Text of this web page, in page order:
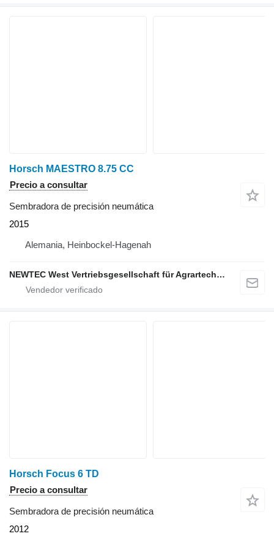
Horsch MAESTRO 8.75 CC
Precio a consultar
Sembradora de precisión neumática
2015
Alemania, Heinbockel-Hagenah
NEWTEC West Vertriebsgesellschaft für Agrartechnik mbH
Horsch Focus 6 TD
Precio a consultar
Sembradora de precisión neumática
2012